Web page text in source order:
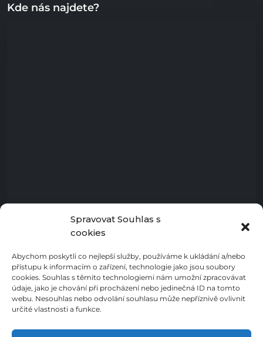
Spravovat Souhlas s
cookies
Abychom poskytli co nejlepší služby, používáme k ukládání a/nebo
přístupu k informacím o zařízení, technologie jako jsou soubory
cookies. Souhlas s těmito technologiemi nám umožní zpracovávat
údaje, jako je chování při procházení nebo jedinečná ID na tomto
webu. Nesouhlas nebo odvolání souhlasu může nepříznivě ovlivnit
určité vlastnosti a funkce.
Kde nás najdete?